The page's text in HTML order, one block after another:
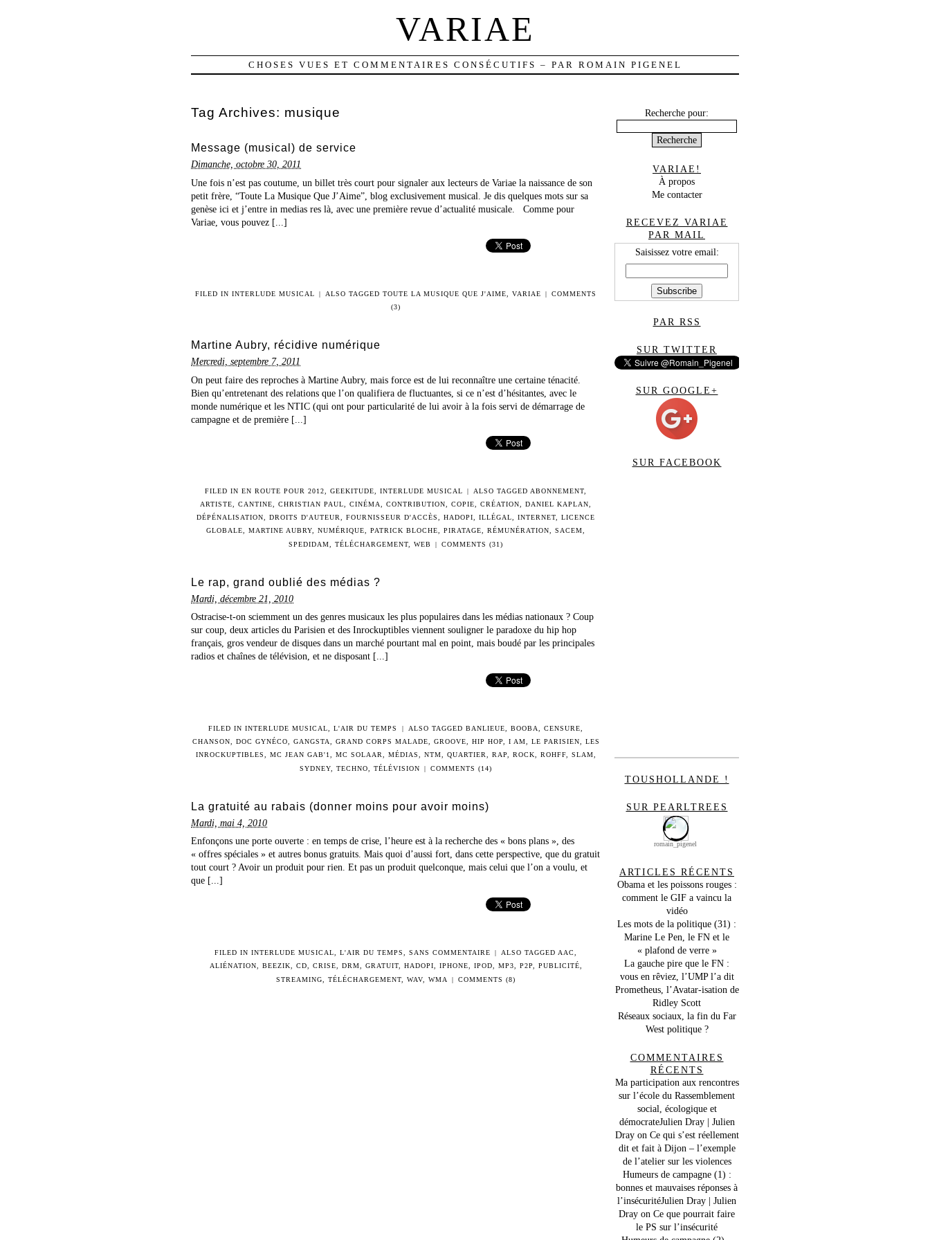
VARIAE
CHOSES VUES ET COMMENTAIRES CONSÉCUTIFS – PAR ROMAIN PIGENEL
Tag Archives: musique
Message (musical) de service
Dimanche, octobre 30, 2011
Une fois n’est pas coutume, un billet très court pour signaler aux lecteurs de Variae la naissance de son
petit frère, “Toute La Musique Que J’Aime”, blog exclusivement musical. Je dis quelques mots sur sa
genèse ici et j’entre in medias res là, avec une première revue d’actualité musicale. Comme pour
Variae, vous pouvez [...]
FILED IN INTERLUDE MUSICAL | ALSO TAGGED TOUTE LA MUSIQUE QUE J'AIME VARIAE |
COMMENTS
(3)
Martine Aubry, récidive numérique
Mercredi, septembre 7, 2011
On peut faire des reproches à Martine Aubry, mais force est de lui reconnaître une certaine ténacité.
Bien qu’entretenant des relations que l’on qualifiera de fluctuantes, si ce n’est d’hésitantes, avec le
monde numérique et les NTIC (qui ont pour particularité de lui avoir à la fois servi de démarrage de
campagne et de première [...]
FILED IN EN ROUTE POUR 2012 GEEKITUDE INTERLUDE MUSICAL | ALSO TAGGED ABONNEMENT
ARTISTE
CANTINE CHRISTIAN PAUL CINÉMA CONTRIBUTION COPIE CRÉATION DANIEL KAPLAN
DÉPÉNALISATION
DROITS D'AUTEUR FOURNISSEUR D'ACCÈS HADOPI ILLÉGAL INTERNET
LICENCE
GLOBALE
MARTINE AUBRY NUMÉRIQUE PATRICK BLOCHE PIRATAGE RÉMUNÉRATION SACEM
SPEDIDAM
TÉLÉCHARGEMENT, WEB | COMMENTS (31)
Le rap, grand oublié des médias ?
Mardi, décembre 21, 2010
Ostracise-t-on sciemment un des genres musicaux les plus populaires dans les médias nationaux ? Coup
sur coup, deux articles du Parisien et des Inrockuptibles viennent souligner le paradoxe du hip hop
français, gros vendeur de disques dans un marché pourtant mal en point, mais boudé par les principales
radios et chaînes de télévision, et ne disposant [...]
FILED ININTERLUDE MUSICAL ,L'AIR DU TEMPS | ALSO TAGGED BANLIEUE BOOBA CENSURE
CHANSON
DOC GYNÉCO GANGSTA GRAND CORPS MALADE GROOVE HIP HOP I AM LE PARISIEN
LES
INROCKUPTIBLES
MC JEAN GAB'1 MC SOLAAR MÉDIAS NTM QUARTIER RAP ROCK ROHFF, SLAM
SYDNEY, TECHNO TÉLÉVISION | COMMENTS (14)
La gratuité au rabais (donner moins pour avoir moins)
Mardi, mai 4, 2010
Enfonçons une porte ouverte : en temps de crise, l’heure est à la recherche des « bons plans », des
« offres spéciales » et autres bonus gratuits. Mais quoi d’aussi fort, dans cette perspective, que du gratuit
tout court ? Avoir un produit pour rien. Et pas un produit quelconque, mais celui que l’on a voulu, et
que [...]
FILED IN INTERLUDE MUSICAL L'AIR DU TEMPS SANS COMMENTAIRE | ALSO TAGGED AAC
ALIÉNATION
BEEZIK CD CRISE DRM GRATUIT, HADOPI IPHONE IPOD MP3 P2P PUBLICITÉ
STREAMING
TÉLÉCHARGEMENT, WAV, WMA | COMMENTS (8)
Recherche pour:
VARIAE!
À propos
Me contacter
RECEVEZ VARIAE
PAR MAIL
Saisissez votre email:
PAR RSS
SUR TWITTER
SUR GOOGLE+
SUR FACEBOOK
TOUSHOLLANDE !
SUR PEARLTREES
romain_pigenel
ARTICLES RÉCENTS
Obama et les poissons rouges :
comment le GIF a vaincu la
vidéo
Les mots de la politique (31) :
Marine Le Pen, le FN et le
« plafond de verre »
La gauche pire que le FN :
vous en rêviez, l’UMP l’a dit
Prometheus, l’Avatar-isation de
Ridley Scott
Réseaux sociaux, la fin du Far
West politique ?
COMMENTAIRES
RÉCENTS
Ma participation aux rencontres
sur l’école du Rassemblement
social, écologique et
démocrateJulien Dray | Julien
Drayon Ce qui s’est réellement
dit et fait à Dijon – l’exemple
de l’atelier sur les violences
Humeurs de campagne (1) :
bonnes et mauvaises réponses à
l’insécuritéJulien Dray | Julien
Dray on Ce que pourrait faire
le PS sur l’insécurité